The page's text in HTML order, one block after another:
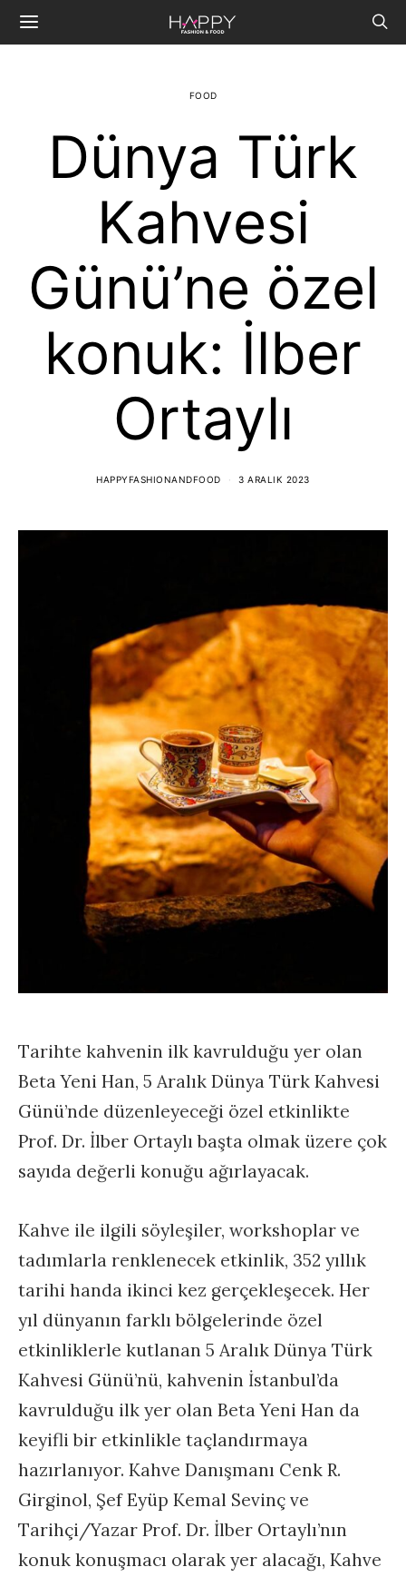
FOOD
Dünya Türk
Kahvesi
Günü’ne özel
konuk: İlber
Ortaylı
HAPPYFASHIONANDFOOD 3 ARALIK 2023
Tarihte kahvenin ilk kavrulduğu yer olan
Beta Yeni Han, 5 Aralık Dünya Türk Kahvesi
Günü’nde düzenleyeceği özel etkinlikte
Prof. Dr. İlber Ortaylı başta olmak üzere çok
sayıda değerli konuğu ağırlayacak.
Kahve ile ilgili söyleşiler, workshoplar ve
tadımlarla renklenecek etkinlik, 352 yıllık
tarihi handa ikinci kez gerçekleşecek. Her
yıl dünyanın farklı bölgelerinde özel
etkinliklerle kutlanan 5 Aralık Dünya Türk
Kahvesi Günü’nü, kahvenin İstanbul’da
kavrulduğu ilk yer olan Beta Yeni Han da
keyifli bir etkinlikle taçlandırmaya
hazırlanıyor. Kahve Danışmanı Cenk R.
Girginol, Şef Eyüp Kemal Sevinç ve
Tarihçi/Yazar Prof. Dr. İlber Ortaylı’nın
konuk konuşmacı olarak yer alacağı, Kahve